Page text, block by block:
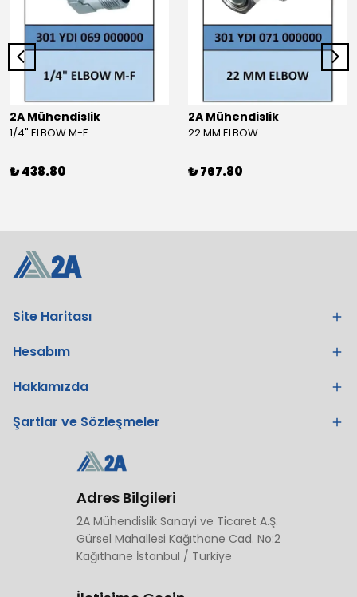
2A Mühendislik
1/4" ELBOW M-F
₺ 438.80
2A Mühendislik
22 MM ELBOW
₺ 767.80
Site Haritası
Hesabım
Hakkımızda
Şartlar ve Sözleşmeler
Adres Bilgileri
2A Mühendislik Sanayi ve Ticaret A.Ş.
Gürsel Mahallesi Kağıthane Cad. No:2
Kağıthane İstanbul / Türkiye